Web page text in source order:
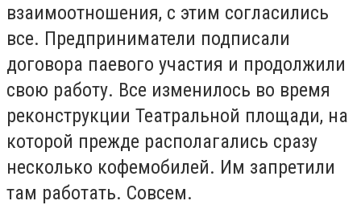
взаимоотношения, с этим согласились
все. Предприниматели подписали
договора паевого участия и продолжили
свою работу. Все изменилось во время
реконструкции Театральной площади, на
которой прежде располагались сразу
несколько кофемобилей. Им запретили
там работать. Совсем.